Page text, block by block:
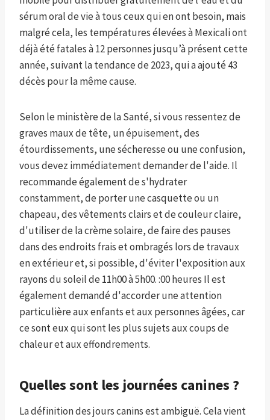
sérum oral de vie à tous ceux qui en ont besoin, mais
malgré cela, les températures élevées à Mexicali ont
déjà été fatales à 12 personnes jusqu’à présent cette
année, suivant la tendance de 2023, qui a ajouté 43
décès pour la même cause.
Selon le ministère de la Santé, si vous ressentez de
graves maux de tête, un épuisement, des
étourdissements, une sécheresse ou une confusion,
vous devez immédiatement demander de l'aide. Il
recommande également de s'hydrater
constamment, de porter une casquette ou un
chapeau, des vêtements clairs et de couleur claire,
d'utiliser de la crème solaire, de faire des pauses
dans des endroits frais et ombragés lors de travaux
en extérieur et, si possible, d'éviter l'exposition aux
rayons du soleil de 11h00 à 5h00. :00 heures Il est
également demandé d'accorder une attention
particulière aux enfants et aux personnes âgées, car
ce sont eux qui sont les plus sujets aux coups de
chaleur et aux effondrements.
Quelles sont les journées canines ?
La définition des jours canins est ambiguë. Cela vient